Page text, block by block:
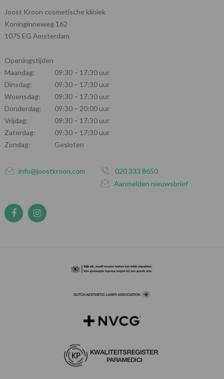
Joost Kroon cosmetische kliniek
Koninginneweg 162
1075 EG Amsterdam
Openingstijden
Maandag:
09:30 – 17:30 uur
Dinsdag:
09:30 – 17:30 uur
Woensdag:
09:30 – 17:30 uur
Donderdag:
09:30 – 20:00 uur
Vrijdag:
09:30 – 17:30 uur
Zaterdag:
09:30 – 17:30 uur
Zondag:
Gesloten
info@joostkroon.com
020 333 8650
Aanmelden nieuwsbrief